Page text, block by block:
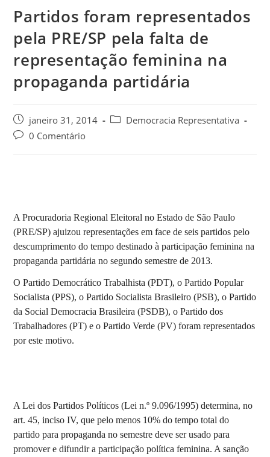
Partidos foram representados
pela PRE/SP pela falta de
representação feminina na
propaganda partidária
janeiro 31, 2014
Democracia Representativa
0 Comentário
A Procuradoria Regional Eleitoral no Estado de São Paulo
(PRE/SP) ajuizou representações em face de seis partidos pelo
descumprimento do tempo destinado à participação feminina na
propaganda partidária no segundo semestre de 2013.
O Partido Democrático Trabalhista (PDT), o Partido Popular
Socialista (PPS), o Partido Socialista Brasileiro (PSB), o Partido
da Social Democracia Brasileira (PSDB), o Partido dos
Trabalhadores (PT) e o Partido Verde (PV) foram representados
por este motivo.
A Lei dos Partidos Políticos (Lei n.º 9.096/1995) determina, no
art. 45, inciso IV, que pelo menos 10% do tempo total do
partido para propaganda no semestre deve ser usado para
promover e difundir a participação política feminina. A sanção